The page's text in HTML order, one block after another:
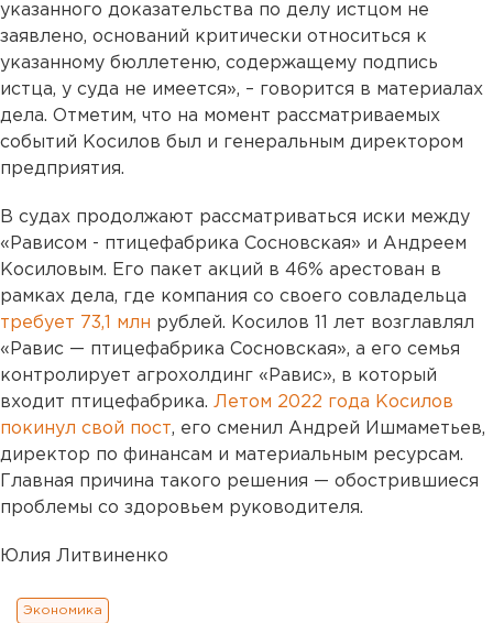
указанного доказательства по делу истцом не
заявлено, оснований критически относиться к
указанному бюллетеню, содержащему подпись
истца, у суда не имеется», – говорится в материалах
дела. Отметим, что на момент рассматриваемых
событий Косилов был и генеральным директором
предприятия.
В судах продолжают рассматриваться иски между
«Рависом - птицефабрика Сосновская» и Андреем
Косиловым. Его пакет акций в 46% арестован в
рамках дела, где компания со своего совладельца
требует 73,1 млн рублей. Косилов 11 лет возглавлял
«Равис — птицефабрика Сосновская», а его семья
контролирует агрохолдинг «Равис», в который
входит птицефабрика. Летом 2022 года Косилов
покинул свой пост, его сменил Андрей Ишмаметьев,
директор по финансам и материальным ресурсам.
Главная причина такого решения — обострившиеся
проблемы со здоровьем руководителя.
Юлия Литвиненко
Экономика